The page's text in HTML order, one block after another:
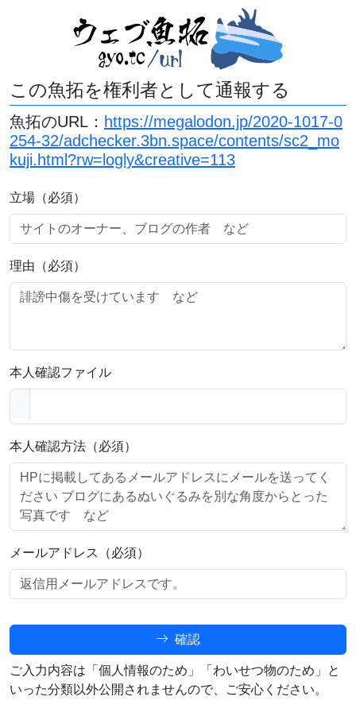
この魚拓を権利者として通報する
魚拓のURL： https://megalodon.jp/2020-1017-0
254-32/adchecker.3bn.space/contents/sc2_mo
kuji.html?rw=logly&creative=113
立場（必須）
理由（必須）
本人確認ファイル
本人確認方法（必須）
メールアドレス（必須）
確認
ご入力内容は「個人情報のため」「わいせつ物のため」と
いった分類以外公開されませんので、ご安心ください。